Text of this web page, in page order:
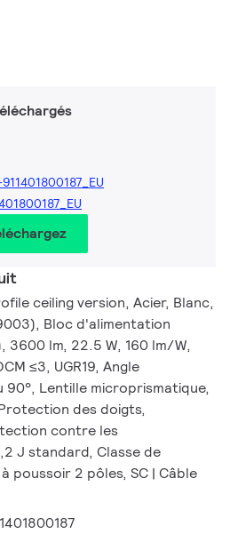
ceiling version, Acier, Blanc,
Bloc d'alimentation
lm, 22.5 W, 160 lm/W,
≤3, UGR19, Angle
90°, Lentille microprismatique,
des doigts,
contre les
J standard, Classe de
poussoir 2 pôles, SC | Câble